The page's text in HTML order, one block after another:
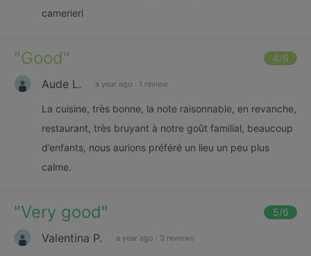
camerieri
"Good" 4/6
Aude L. a year ago · 1 review
La cuisine, très bonne, la note raisonnable, en revanche,
restaurant, très bruyant à notre goût familial, beaucoup
d’enfants, nous aurions préféré un lieu un peu plus
calme.
"Very good" 5/6
Valentina P. a year ago · 3 reviews